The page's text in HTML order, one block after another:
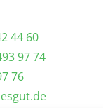
44 60
97 74
76